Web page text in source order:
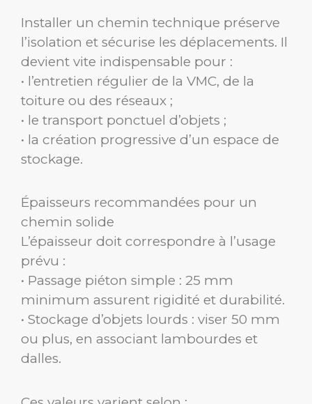
Installer un chemin technique préserve
l’isolation et sécurise les déplacements. Il
devient vite indispensable pour :
• l’entretien régulier de la VMC, de la
toiture ou des réseaux ;
• le transport ponctuel d’objets ;
• la création progressive d’un espace de
stockage.
Épaisseurs recommandées pour un
chemin solide
L’épaisseur doit correspondre à l’usage
prévu :
• Passage piéton simple : 25 mm
minimum assurent rigidité et durabilité.
• Stockage d’objets lourds : viser 50 mm
ou plus, en associant lambourdes et
dalles.